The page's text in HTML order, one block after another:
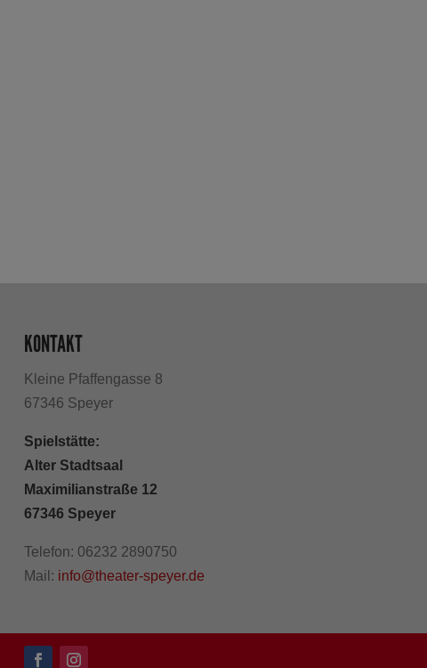
KONTAKT
Kleine Pfaffengasse 8
67346 Speyer
Spielstätte:
Alter Stadtsaal
Maximilianstraße 12
67346 Speyer
Telefon: 06232 2890750
Mail: info@theater-speyer.de